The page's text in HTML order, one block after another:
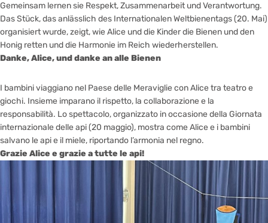
Gemeinsam lernen sie Respekt, Zusammenarbeit und Verantwortung.
Das Stück, das anlässlich des Internationalen Weltbienentags (20. Mai)
organisiert wurde, zeigt, wie Alice und die Kinder die Bienen und den
Honig retten und die Harmonie im Reich wiederherstellen.
Danke, Alice, und danke an alle Bienen
I bambini viaggiano nel Paese delle Meraviglie con Alice tra teatro e
giochi. Insieme imparano il rispetto, la collaborazione e la
responsabilità. Lo spettacolo, organizzato in occasione della Giornata
internazionale delle api (20 maggio), mostra come Alice e i bambini
salvano le api e il miele, riportando l’armonia nel regno.
Grazie Alice e grazie a tutte le api!